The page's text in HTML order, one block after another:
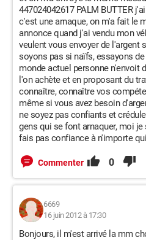
447024042617 PALM BUTTER
c'est une arnaque, on m'a fait le
annonce quand j'ai vendu mon
veulent vous envoyer de l'argent
soyons pas si naïfs, essayons
monde actuel personne n'envoit
l'on achète et en proposant du
connaître, connaître vos
même si vous avez besoin
ne soyez pas confiants et
gens qui se font arnaquer, moi
fais pas confiance à n'importe
Commenter 0
6669
16 juin 2012 à 17:30
Bonjours, il m'est arrivé la mm